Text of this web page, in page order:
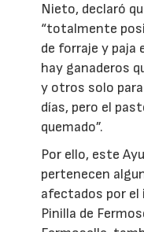
Nieto, declaró
“totalmente
de forraje y paja
hay ganaderos
y otros solo
días, pero el
quemado”.
Por ello, este
pertenecen
afectados por el
Pinilla de